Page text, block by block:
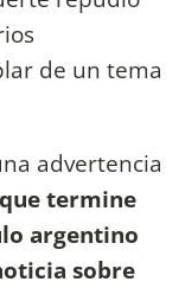
de un tema
advertencia
termine
argentino
sobre